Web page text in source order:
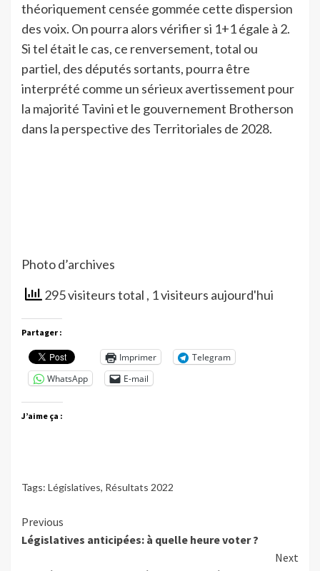
théoriquement censée gommée cette dispersion
des voix. On pourra alors vérifier si 1+1 égale à 2.
Si tel était le cas, ce renversement, total ou
partiel, des députés sortants, pourra être
interprété comme un sérieux avertissement pour
la majorité Tavini et le gouvernement Brotherson
dans la perspective des Territoriales de 2028.
Photo d’archives
295 visiteurs total , 1 visiteurs aujourd'hui
Partager :
Imprimer
Telegram
WhatsApp
E-mail
J’aime ça :
Tags: Législatives, Résultats 2022
Continue
Reading
Previous
Législatives anticipées: à quelle heure voter ?
Next